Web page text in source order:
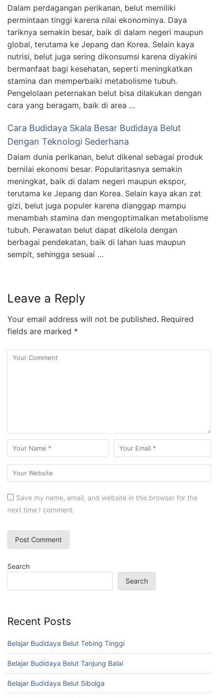
Dalam perdagangan perikanan, belut memiliki
permintaan tinggi karena nilai ekonominya. Daya
tariknya semakin besar, baik di dalam negeri maupun
global, terutama ke Jepang dan Korea. Selain kaya
nutrisi, belut juga sering dikonsumsi karena diyakini
bermanfaat bagi kesehatan, seperti meningkatkan
stamina dan memperbaiki metabolisme tubuh.
Pengelolaan peternakan belut bisa dilakukan dengan
cara yang beragam, baik di area …
Cara Budidaya Skala Besar Budidaya Belut
Dengan Teknologi Sederhana
Dalam dunia perikanan, belut dikenal sebagai produk
bernilai ekonomi besar. Popularitasnya semakin
meningkat, baik di dalam negeri maupun ekspor,
terutama ke Jepang dan Korea. Selain kaya akan zat
gizi, belut juga populer karena dianggap mampu
menambah stamina dan mengoptimalkan metabolisme
tubuh. Perawatan belut dapat dikelola dengan
berbagai pendekatan, baik di lahan luas maupun
sempit, sehingga sesuai …
Leave a Reply
Your email address will not be published. Required
fields are marked *
Save my name, email, and website in this browser for the
next time I comment.
Search
Search
Recent Posts
Belajar Budidaya Belut Tebing Tinggi
Belajar Budidaya Belut Tanjung Balai
Belajar Budidaya Belut Sibolga